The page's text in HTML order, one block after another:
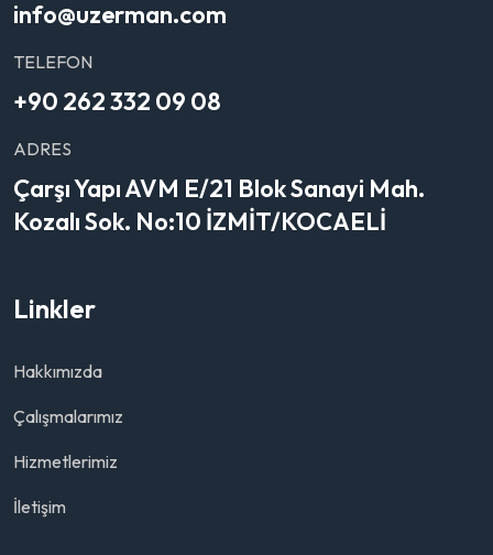
info@uzerman.com
TELEFON
+90 262 332 09 08
ADRES
Çarşı Yapı AVM E/21 Blok Sanayi Mah.
Kozalı Sok. No:10 İZMİT/KOCAELİ
Linkler
Hakkımızda
Çalışmalarımız
Hizmetlerimiz
İletişim